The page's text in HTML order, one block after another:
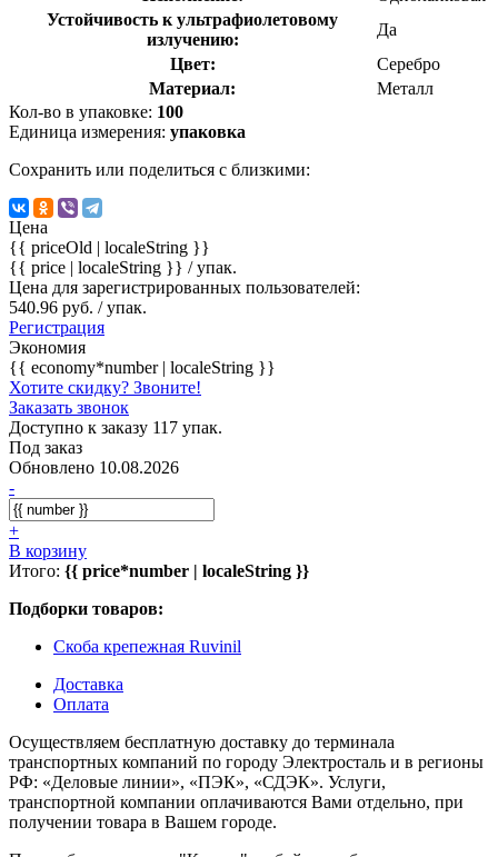
Устойчивость к ультрафиолетовому
излучению:
Да
Цвет:
Серебро
Материал:
Металл
Кол-во в упаковке: 100
Единица измерения: упаковка
Сохранить или поделиться с близкими:
Цена
{{ priceOld | localeString }}
{{ price | localeString }} / упак.
Цена для зарегистрированных пользователей:
540.96 руб. / упак.
Регистрация
Экономия
{{ economy*number | localeString }}
Хотите скидку? Звоните!
Заказать звонок
Доступно к заказу 117 упак.
Под заказ
Обновлено 10.08.2026
-
+
В корзину
Итого: {{ price*number | localeString }}
Подборки товаров:
Скоба крепежная Ruvinil
Доставка
Оплата
Осуществляем бесплатную доставку до терминала
транспортных компаний по городу Электросталь и в регионы
РФ: «Деловые линии», «ПЭК», «СДЭК». Услуги,
транспортной компании оплачиваются Вами отдельно, при
получении товара в Вашем городе.